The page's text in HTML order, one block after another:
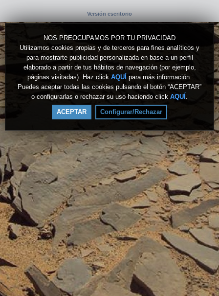
NOS PREOCUPAMOS POR TU PRIVACIDAD
Utilizamos cookies propias y de terceros para fines analíticos y
para mostrarte publicidad personalizada en base a un perfil
elaborado a partir de tus hábitos de navegación (por ejemplo,
páginas visitadas). Haz click AQUÍ para más información.
Puedes aceptar todas las cookies pulsando el botón “ACEPTAR”
o configurarlas o rechazar su uso haciendo click AQUÍ .
ACEPTAR Configurar/Rechazar
Versión escritorio